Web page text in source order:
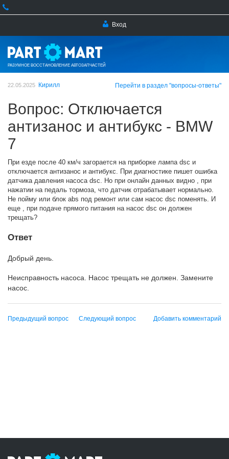
Вход
РАЗУМНОЕ ВОССТАНОВЛЕНИЕ АВТОЗАПЧАСТЕЙ
22.05.2025 Кирилл Перейти в раздел "вопросы-ответы"
Вопрос: Отключается
антизанос и антибукс - BMW
7
При езде после 40 км/ч загорается на приборке лампа dsc и
отключается антизанос и антибукс. При диагностике пишет ошибка
датчика давления насоса dsc. Но при онлайн данных видно , при
нажатии на педаль тормоза, что датчик отрабатывает нормально.
Не пойму или блок abs под ремонт или сам насос dsc поменять. И
еще , при подаче прямого питания на насос dsc он должен
трещать?
Ответ
Добрый день.
Неисправность насоса. Насос трещать не должен. Замените
насос.
Предыдущий вопрос Следующий вопрос Добавить комментарий